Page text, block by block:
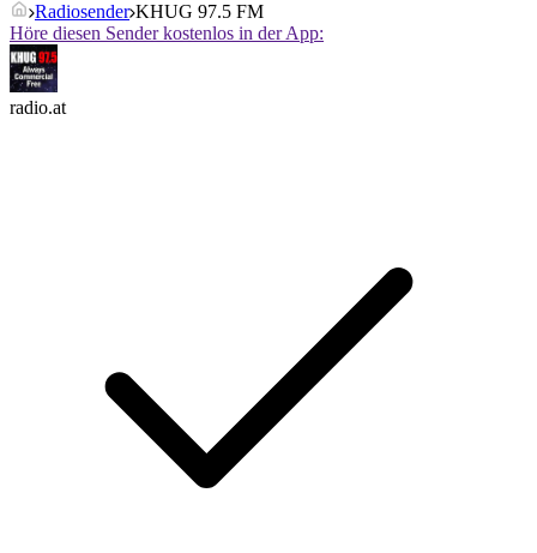
Radiosender KHUG 97.5 FM
Höre diesen Sender kostenlos in der App:
radio.at